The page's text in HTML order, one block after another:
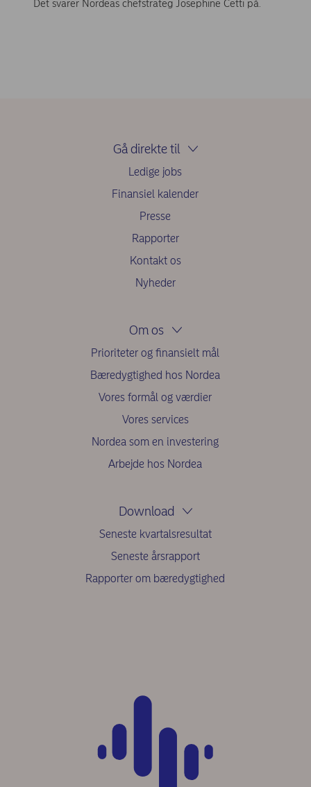
Det svarer Nordeas chefstrateg Josephine Cetti på.
Gå direkte til
Ledige jobs
Finansiel kalender
Presse
Rapporter
Kontakt os
Nyheder
Om os
Prioriteter og finansielt mål
Bæredygtighed hos Nordea
Vores formål og værdier
Vores services
Nordea som en investering
Arbejde hos Nordea
Download
Seneste kvartalsresultat
Seneste årsrapport
Rapporter om bæredygtighed